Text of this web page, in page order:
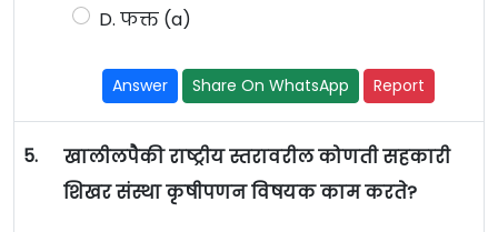
D. फक्त (a)
Answer Share On WhatsApp Report
5.
खालीलपैकी राष्ट्रीय स्तरावरील कोणती सहकारी
शिखर संस्था कृषीपणन विषयक काम करते?